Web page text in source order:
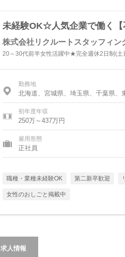
未経験OK☆人気企業で働く
株式会社リクルートスタッフィン
20～30代前半女性活躍中★完全週休2日制(
勤務地
北海道、宮城県、埼玉県、千葉県、
初年度年収
250万～437万円
雇用形態
正社員
職種・業種未経験OK 第二新卒歓迎
女性のおしごと掲載中
求人情報